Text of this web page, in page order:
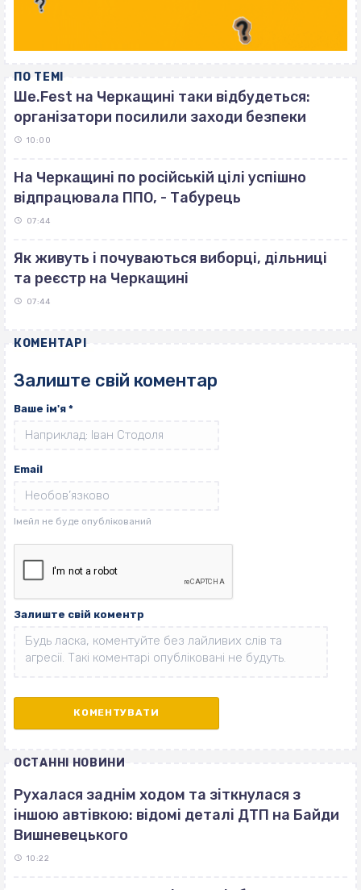
ПО ТЕМІ
Ше.Fest на Черкащині таки відбудеться:
організатори посилили заходи безпеки
10:00
На Черкащині по російській цілі успішно
відпрацювала ППО, - Табурець
07:44
Як живуть і почуваються виборці, дільниці
та реєстр на Черкащині
07:44
КОМЕНТАРІ
Залиште свій коментар
Ваше ім'я *
Email
Залиште свій коментр
ОСТАННІ НОВИНИ
Рухалася заднім ходом та зіткнулася з
іншою автівкою: відомі деталі ДТП на Байди
Вишневецького
10:22